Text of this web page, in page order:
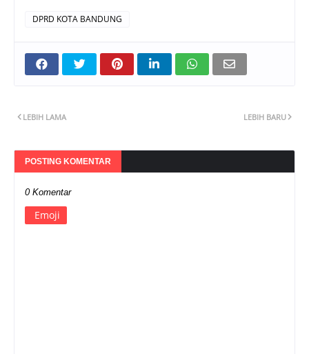
DPRD KOTA BANDUNG
LEBIH BARU
LEBIH LAMA
POSTING KOMENTAR
0 Komentar
Emoji